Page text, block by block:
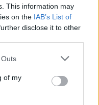
This information may
on the IAB’s List of
disclose it to other
one or more Google
You may click to
its third-party tags to
in below Google
of my